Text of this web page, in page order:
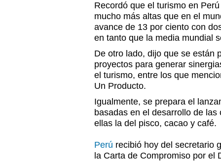
Recordó que el turismo en
mucho más altas que en el
avance de 13 por ciento con
en tanto que la media mundial
De otro lado, dijo que se están
proyectos para generar
el turismo, entre los que
Un Producto.
Igualmente, se prepara el
basadas en el desarrollo de
ellas la del pisco, cacao y café.
Perú recibió hoy del secretario
la Carta de Compromiso por el